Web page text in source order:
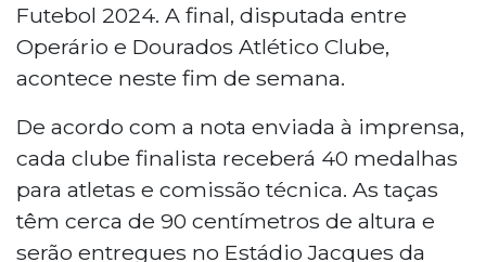
Futebol 2024. A final, disputada entre
Operário e Dourados Atlético Clube,
acontece neste fim de semana.
De acordo com a nota enviada à imprensa,
cada clube finalista receberá 40 medalhas
para atletas e comissão técnica. As taças
têm cerca de 90 centímetros de altura e
serão entregues no Estádio Jacques da